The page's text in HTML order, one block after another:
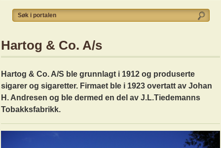
Hartog & Co. A/s
Hartog & Co. A/S ble grunnlagt i 1912 og produserte
sigarer og sigaretter. Firmaet ble i 1923 overtatt av Johan
H. Andresen og ble dermed en del av J.L.Tiedemanns
Tobakksfabrikk.